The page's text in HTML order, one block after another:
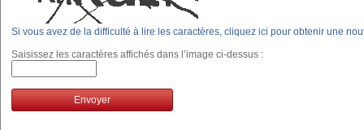
Si vous avez de la difficulté à lire les caractères, cliquez ici pour obtenir une
Saisissez les caractères affichés dans l’image ci-dessus :
Envoyer